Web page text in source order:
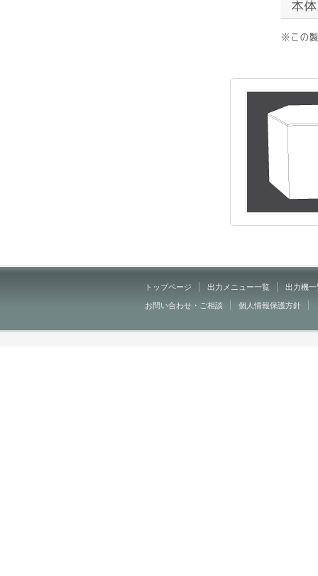
トップページ 出力メニュー一覧 出力機一
お問い合わせ・ご相談 個人情報保護方針